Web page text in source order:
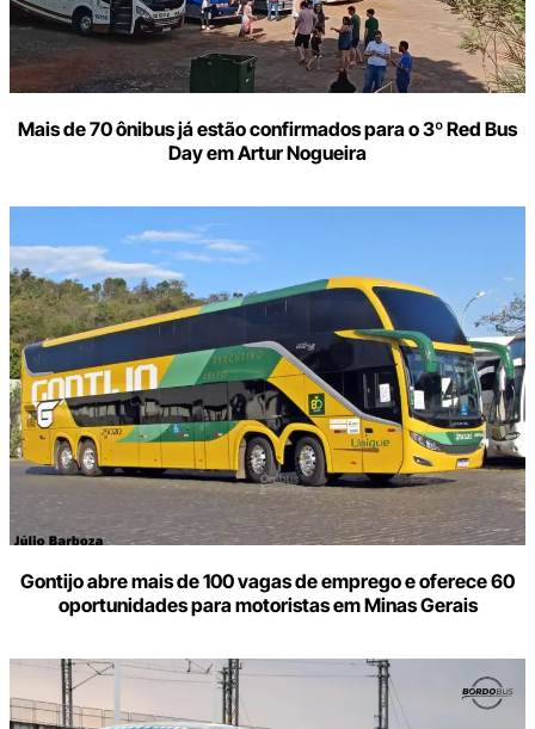
Mais de 70 ônibus já estão confirmados para o 3º Red Bus
Day em Artur Nogueira
Gontijo abre mais de 100 vagas de emprego e oferece 60
oportunidades para motoristas em Minas Gerais